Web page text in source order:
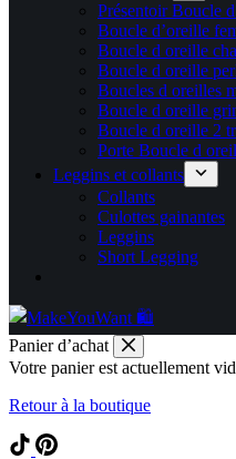
Présentoir Boucle
Boucle d’oreille
Boucle d oreille
Boucle d oreille
Boucles d oreilles
Boucle d oreille
Boucle d oreille 2
Porte Boucle d
Leggins et collants
Collants
Culottes gainantes
Leggins
Short Legging
Panier d’achat
Votre panier est actuellement
Retour à la boutique